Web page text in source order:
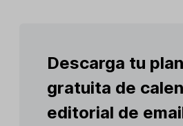
Descarga tu
gratuita de
editorial de